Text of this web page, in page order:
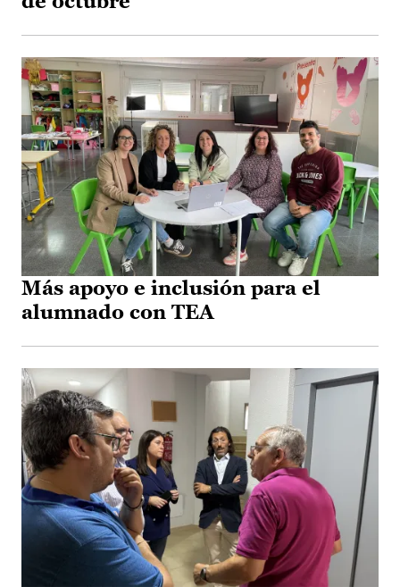
Más apoyo e inclusión para el
alumnado con TEA